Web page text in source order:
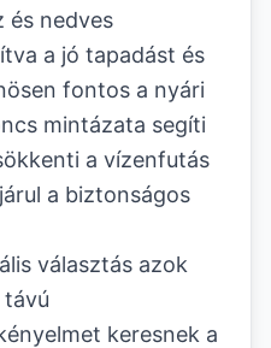
és nedves
a jó tapadást és
fontos a nyári
mintázata segíti
a vízenfutás
a biztonságos
választás azok
távú
keresnek a